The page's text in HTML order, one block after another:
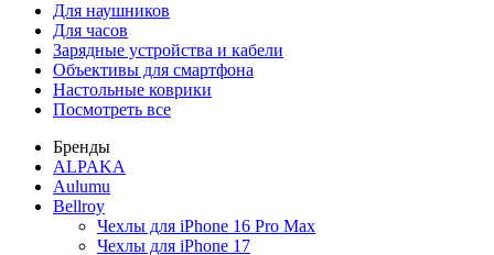
Для наушников
Для часов
Зарядные устройства и кабели
Объективы для смартфона
Настольные коврики
Посмотреть все
Бренды
ALPAKA
Aulumu
Bellroy
Чехлы для iPhone 16 Pro Max
Чехлы для iPhone 17